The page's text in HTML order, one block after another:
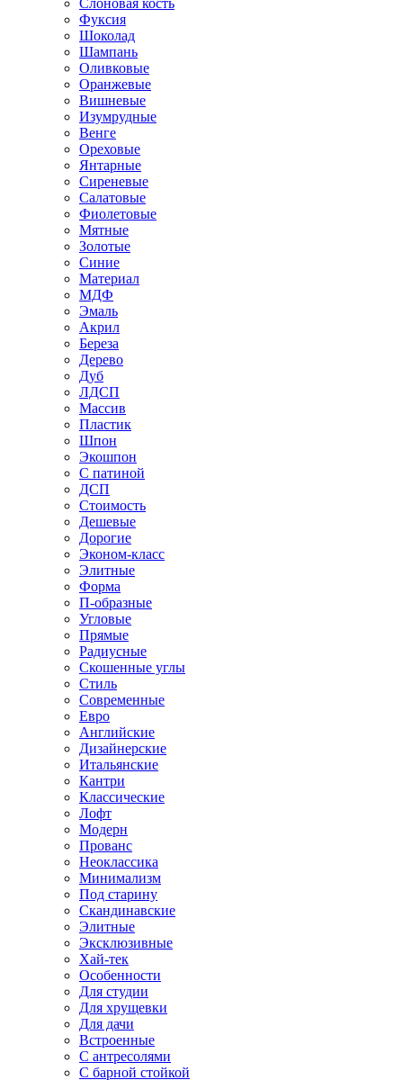
Слоновая кость
Фуксия
Шоколад
Шампань
Оливковые
Оранжевые
Вишневые
Изумрудные
Венге
Ореховые
Янтарные
Сиреневые
Салатовые
Фиолетовые
Мятные
Золотые
Синие
Материал
МДФ
Эмаль
Акрил
Береза
Дерево
Дуб
ЛДСП
Массив
Пластик
Шпон
Экошпон
С патиной
ДСП
Стоимость
Дешевые
Дорогие
Эконом-класс
Элитные
Форма
П-образные
Угловые
Прямые
Радиусные
Скошенные углы
Стиль
Современные
Евро
Английские
Дизайнерские
Итальянские
Кантри
Классические
Лофт
Модерн
Прованс
Неоклассика
Минимализм
Под старину
Скандинавские
Элитные
Эксклюзивные
Хай-тек
Особенности
Для студии
Для хрущевки
Для дачи
Встроенные
С антресолями
С барной стойкой